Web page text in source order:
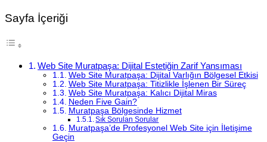
Sayfa İçeriği
Web Site Muratpaşa: Dijital Estetiğin Zarif Yansıması
Web Site Muratpaşa: Dijital Varlığın Bölgesel Etkisi
Web Site Muratpaşa: Titizlikle İşlenen Bir Süreç
Web Site Muratpaşa: Kalıcı Dijital Miras
Neden Five Gain?
Muratpaşa Bölgesinde Hizmet
Sık Sorulan Sorular
Muratpaşa’de Profesyonel Web Site için İletişime
Geçin